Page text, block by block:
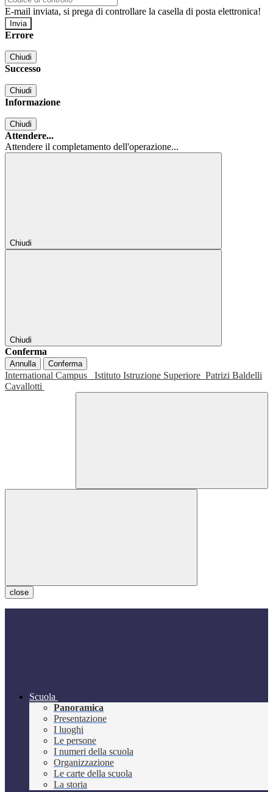
E-mail inviata, si prega di controllare la casella di posta elettronica!
Errore
Chiudi
Successo
Chiudi
Informazione
Chiudi
Attendere...
Attendere il completamento dell'operazione...
Chiudi
Chiudi
Conferma
Annulla Conferma
International Campus Istituto Istruzione Superiore Patrizi Baldelli
Cavallotti
close
Scuola
Panoramica
Presentazione
I luoghi
Le persone
I numeri della scuola
Organizzazione
Le carte della scuola
La storia